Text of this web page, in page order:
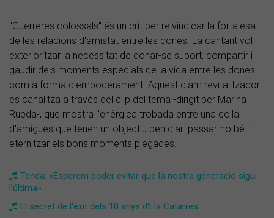
"Guerreres colossals" és un crit per reivindicar la fortalesa
de les relacions d'amistat entre les dones. La cantant vol
exterioritzar la necessitat de donar-se suport, compartir i
gaudir dels moments especials de la vida entre les dones
com a forma d'empoderament. Aquest clam revitalitzador
es canalitza a través del clip del tema -dirigit per Marina
Rueda-, que mostra l'enèrgica trobada entre una colla
d'amigues que tenen un objectiu ben clar: passar-ho bé i
eternitzar els bons moments plegades.
Tenda: «Esperem poder evitar que la nostra generació sigui
l’última»
El secret de l'èxit dels 10 anys d'Els Catarres